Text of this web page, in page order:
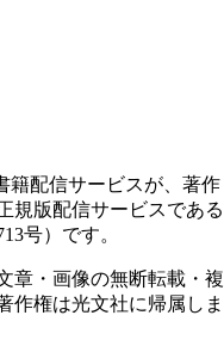
籍配信サービスが、著作
規版配信サービスである
号）です。
章・画像の無断転載・複
作権は光文社に帰属しま